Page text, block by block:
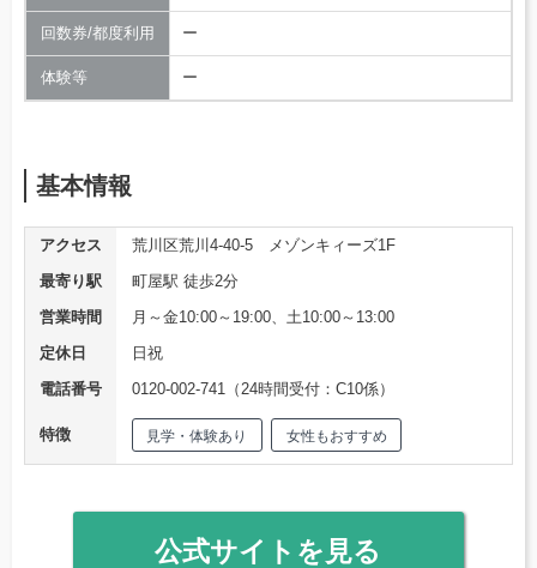
回数券/都度利用 ー
体験等 ー
基本情報
アクセス
荒川区荒川4-40-5 メゾンキィーズ1F
最寄り駅
町屋駅 徒歩2分
営業時間
月～金10:00～19:00、土10:00～13:00
定休日
日祝
電話番号
0120-002-741（24時間受付：C10係）
特徴 見学・体験あり 女性もおすすめ
公式サイトを見る